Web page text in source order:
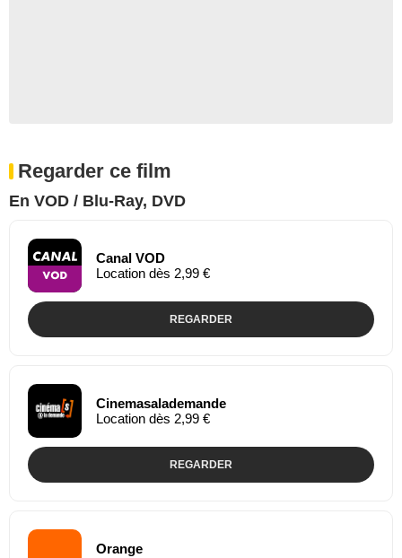
Regarder ce film
En VOD / Blu-Ray, DVD
Canal VOD
Location dès 2,99 €
REGARDER
Cinemasalademande
Location dès 2,99 €
REGARDER
Orange